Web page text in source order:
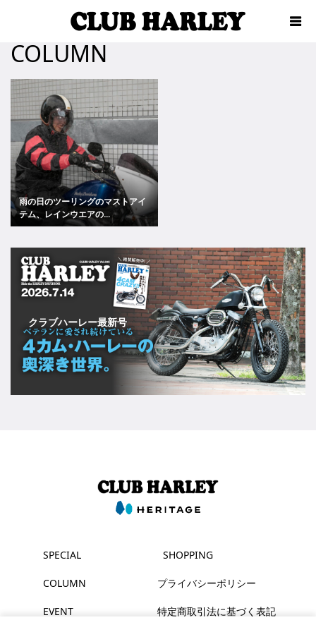
COLUMN
雨の日のツーリングのマストアイ
テム、レインウエアの...
クラブハーレー最新号
SPECIAL
COLUMN
EVENT
SHOPPING
プライバシーポリシー
特定商取引法に基づく表記